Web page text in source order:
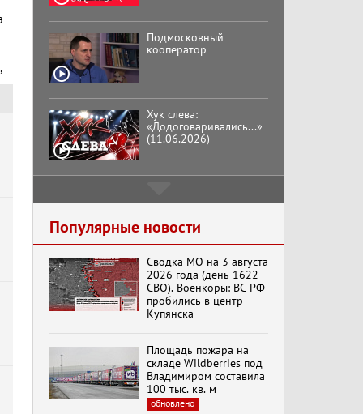
Подмосковный
кооператор
Хук слева:
«Додоговаривались...»
(11.06.2026)
эпохи "Гжель"
Специальный репортаж
«Изменимся или
вымрем»
К ГРАЖДАНАМ
РОССИИ! Обращение
Г.А. Зюганова,
Председателя ЦК
КПРФ Руководителя
фракции КПРФ в
Популярные новости
Сводка МО на 3 августа
2026 года (день 1622
СВО). Военкоры: ВС РФ
пробились в центр
Купянска
Площадь пожара на
складе Wildberries под
Владимиром составила
100 тыс. кв. м
обновлено